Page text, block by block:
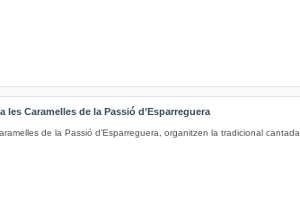
les Caramelles de la Passió d’Esparreguera
de la Passió d’Esparreguera, organitzen la tradicional cantada.